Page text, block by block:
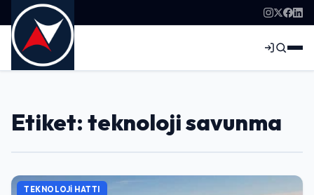
Etiket: teknoloji savunma
TEKNOLOJI HATTI